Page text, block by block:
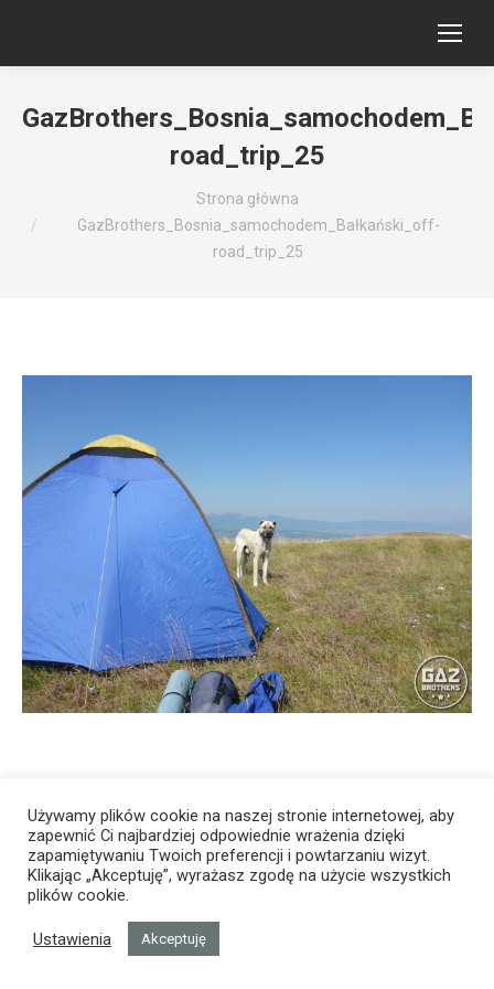
road_trip_25
Strona główna
GazBrothers_Bosnia_samochodem_Bałkański_off-
road_trip_25
Używamy plików cookie na naszej stronie internetowej, aby
zapewnić Ci najbardziej odpowiednie wrażenia dzięki
zapamiętywaniu Twoich preferencji i powtarzaniu wizyt.
Klikając „Akceptuję”, wyrażasz zgodę na użycie wszystkich
plików cookie.
Ustawienia Akceptuję